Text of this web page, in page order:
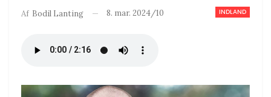
INDLAND
Af Bodil Lanting 8. mar. 2024/10